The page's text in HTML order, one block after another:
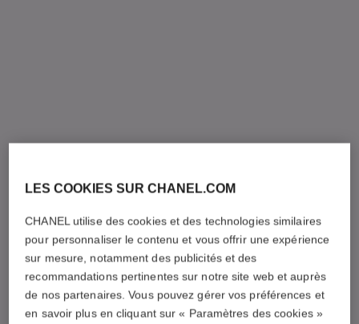
LES COOKIES SUR CHANEL.COM
CHANEL utilise des cookies et des technologies similaires
pour personnaliser le contenu et vous offrir une expérience
sur mesure, notamment des publicités et des
recommandations pertinentes sur notre site web et auprès
de nos partenaires. Vous pouvez gérer vos préférences et
en savoir plus en cliquant sur « Paramètres des cookies »